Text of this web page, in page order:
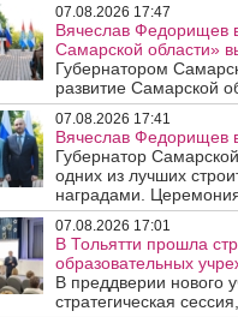
07.08.2026 17:47
Вячеслав Федорищев
Самарской области»
Губернатором
развитие Самарской
07.08.2026 17:41
Вячеслав Федорищев
Губернатор
одних из лучших
наградами.
07.08.2026 17:01
В Тольятти прошла
образовательных
В преддверии нового
стратегическая